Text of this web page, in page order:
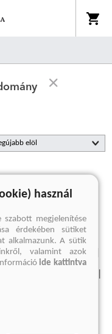
nincs találat
nyilatkozat
használ
szabott megjelenítése
érdekében sütiket
alkalmazunk. A sütik
valamint azok
ide kattintva